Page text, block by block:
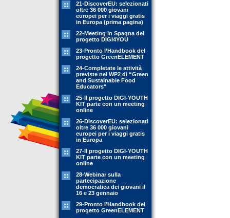
21-DiscoverEU: selezionati
oltre 36 000 giovani
europei per i viaggi gratis
in Europa (prima pagina)
22-Meeting in Spagna del
progetto DIGI4YOU
23-Pronto l’Handbook del
progetto GreenELEMENT
24-Completate le attività
previste nel WP2 di “Green
and Sustainable Food
Educators"
25-Il progetto DIGI-YOUTH
KIT parte con un meeting
online
26-DiscoverEU: selezionati
oltre 36 000 giovani
europei per i viaggi gratis
in Europa
27-Il progetto DIGI-YOUTH
KIT parte con un meeting
online
28-Webinar sulla
partecipazione
democratica dei giovani il
16 e 23 gennaio
29-Pronto l’Handbook del
progetto GreenELEMENT